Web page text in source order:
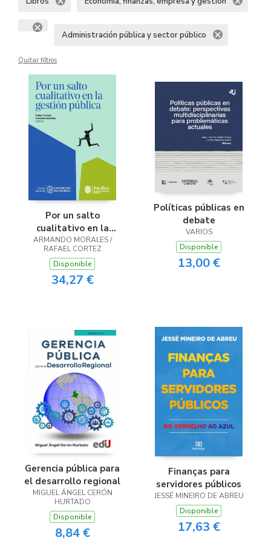
Administración pública y sector público
Quitar filtros
Por un salto
cualitativo en la
gestión pública
ARMANDO MORALES /
RAFAEL CORTEZ
Disponible
34,27 €
Políticas públicas en
debate
VARIOS
Disponible
13,00 €
Gerencia pública para
el desarrollo regional
MIGUEL ÁNGEL CERÓN
HURTADO
Disponible
8,84 €
Finanças para
servidores públicos
JESSÉ MINEIRO DE ABREU
Disponible
17,63 €